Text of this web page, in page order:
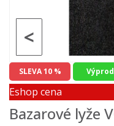
<
SLEVA 10 %
Eshop cena
Bazarové lyže